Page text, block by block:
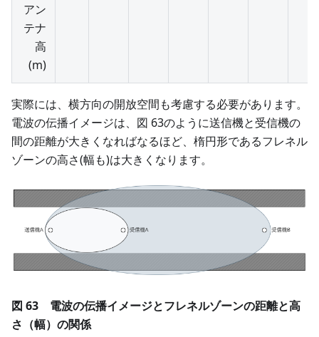
アン
テナ
高
(m)
実際には、横方向の開放空間も考慮する必要があります。
電波の伝播イメージは、図 63のように送信機と受信機の
間の距離が大きくなればなるほど、楕円形であるフレネル
ゾーンの高さ(幅も)は大きくなります。
図 63 電波の伝播イメージとフレネルゾーンの距離と高
さ（幅）の関係